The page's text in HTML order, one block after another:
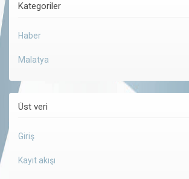
Kategoriler
Haber
Malatya
Üst veri
Giriş
Kayıt akışı